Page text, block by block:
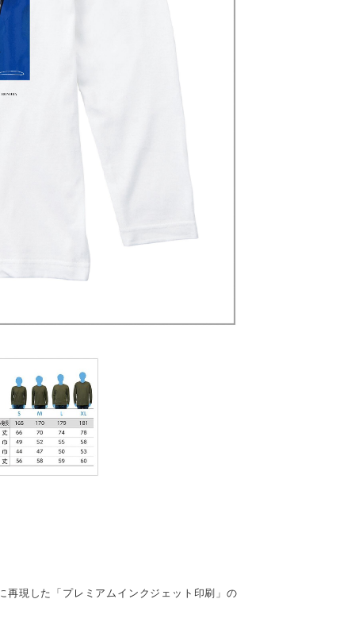
再現した「プレミアムインクジェット印刷」の